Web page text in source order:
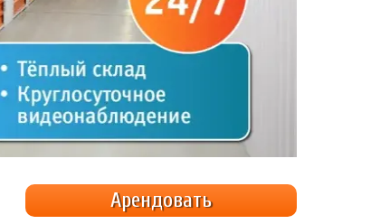
Арендовать